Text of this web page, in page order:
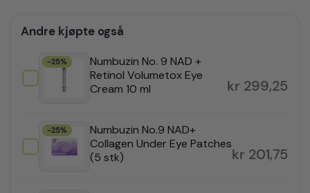
Andre kjøpte også
-25%
Numbuzin No. 9 NAD +
Retinol Volumetox Eye
Cream 10 ml
kr 299,25
-25%
Numbuzin No.9 NAD+
Collagen Under Eye Patches
(5 stk)
kr 201,75